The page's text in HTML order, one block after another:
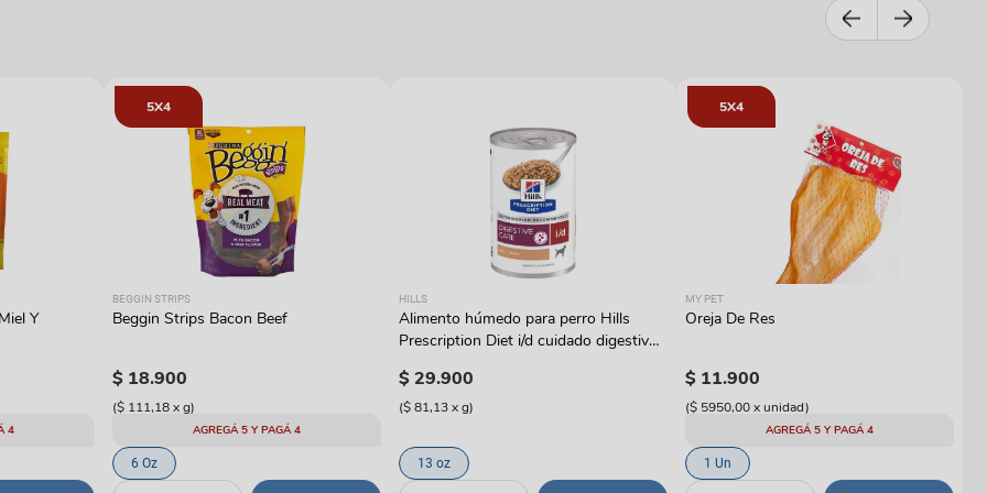
Y
4
5X4
BEGGIN STRIPS
Beggin Strips Bacon Beef
$ 18.900
($ 111,18xg)
AGREGÁ 5 Y PAGÁ 4
6 Oz
HILLS
Alimento húmedo para perro Hills
Prescription Diet i/d cuidado digestivo
$29.900
($ 81,13xg)
13 oz
5X4
MY PET
Oreja De Res
$ 11.900
($ 5950,00xunidad)
AGREGÁ 5 Y PAGÁ 4
1 Un